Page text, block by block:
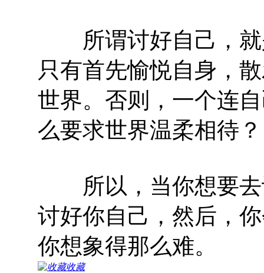
所谓讨好自己，就
只有首先愉悦自身，
世界。否则，一个连
么要求世界温柔相待？
所以，当你想要去
讨好你自己，然后，
你想象得那么难。
收藏